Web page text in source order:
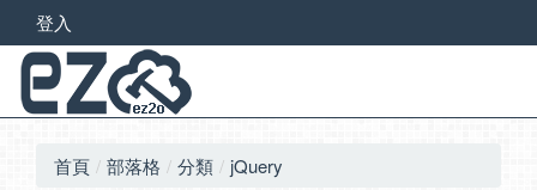
登入
首頁 部落格 分類 jQuery